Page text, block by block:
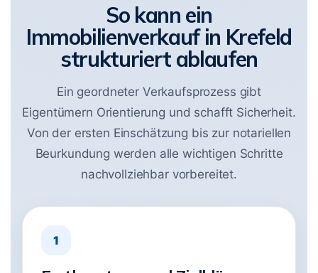
So kann ein
Immobilienverkauf in Krefeld
strukturiert ablaufen
Ein geordneter Verkaufsprozess gibt
Eigentümern Orientierung und schafft Sicherheit.
Von der ersten Einschätzung bis zur notariellen
Beurkundung werden alle wichtigen Schritte
nachvollziehbar vorbereitet.
1